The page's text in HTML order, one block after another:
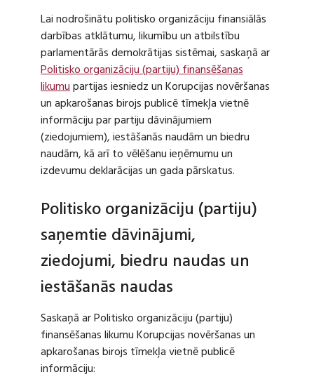
Lai nodrošinātu politisko organizāciju finansiālās
darbības atklātumu, likumību un atbilstību
parlamentārās demokrātijas sistēmai, saskaņā ar
Politisko organizāciju (partiju) finansēšanas
likumupartijas iesniedz un Korupcijas novēršanas
un apkarošanas birojs publicē tīmekļa vietnē
informāciju par partiju dāvinājumiem
(ziedojumiem), iestāšanās naudām un biedru
naudām, kā arī to vēlēšanu ieņēmumu un
izdevumu deklarācijas un gada pārskatus.
Politisko organizāciju (partiju)
saņemtie dāvinājumi,
ziedojumi, biedru naudas un
iestāšanās naudas
Saskaņā ar Politisko organizāciju (partiju)
finansēšanas likumu Korupcijas novēršanas un
apkarošanas birojs tīmekļa vietnē publicē
informāciju: